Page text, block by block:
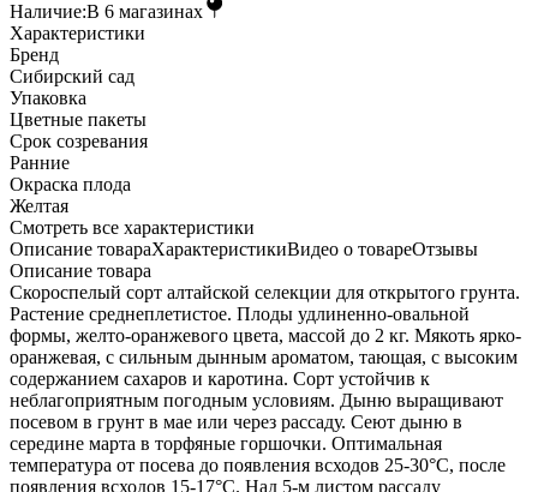
Наличие:В 6 магазинах
Характеристики
Бренд
Сибирский сад
Упаковка
Цветные пакеты
Срок созревания
Ранние
Окраска плода
Желтая
Cмотреть все характеристики
Описание товараХарактеристикиВидео о товареОтзывы
Описание товара
Скороспелый сорт алтайской селекции для открытого грунта.
Растение среднеплетистое. Плоды удлиненно-овальной
формы, желто-оранжевого цвета, массой до 2 кг. Мякоть ярко-
оранжевая, с сильным дынным ароматом, тающая, с высоким
содержанием сахаров и каротина. Сорт устойчив к
неблагоприятным погодным условиям. Дыню выращивают
посевом в грунт в мае или через рассаду. Сеют дыню в
середине марта в торфяные горшочки. Оптимальная
температура от посева до появления всходов 25-30°С, после
появления всходов 15-17°С. Над 5-м листом рассаду